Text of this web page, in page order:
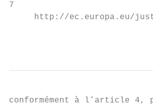
7
http://ec.europa.eu/
conformément à l’article